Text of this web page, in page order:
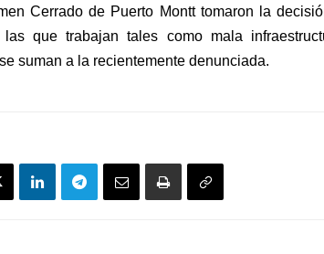
Cerrado de Puerto Montt tomaron la
que trabajan tales como mala
suman a la recientemente denunciada.